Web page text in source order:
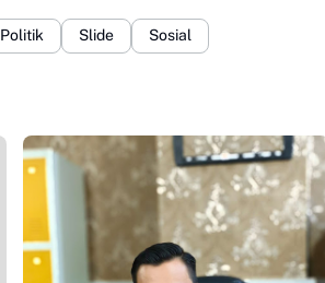
Politik Slide Sosial